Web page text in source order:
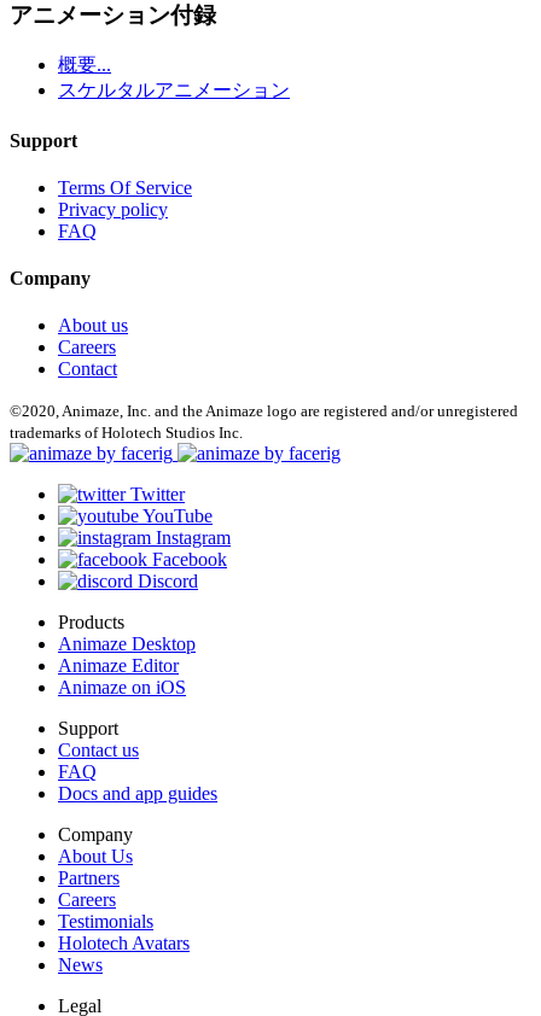
アニメーション付録
概要...
スケルタルアニメーション
Support
Terms Of Service
Privacy policy
FAQ
Company
About us
Careers
Contact
©2020, Animaze, Inc. and the Animaze logo are registered and/or unregistered
trademarks of Holotech Studios Inc.
Twitter
YouTube
Instagram
Facebook
Discord
Products
Animaze Desktop
Animaze Editor
Animaze on iOS
Support
Contact us
FAQ
Docs and app guides
Company
About Us
Partners
Careers
Testimonials
Holotech Avatars
News
Legal